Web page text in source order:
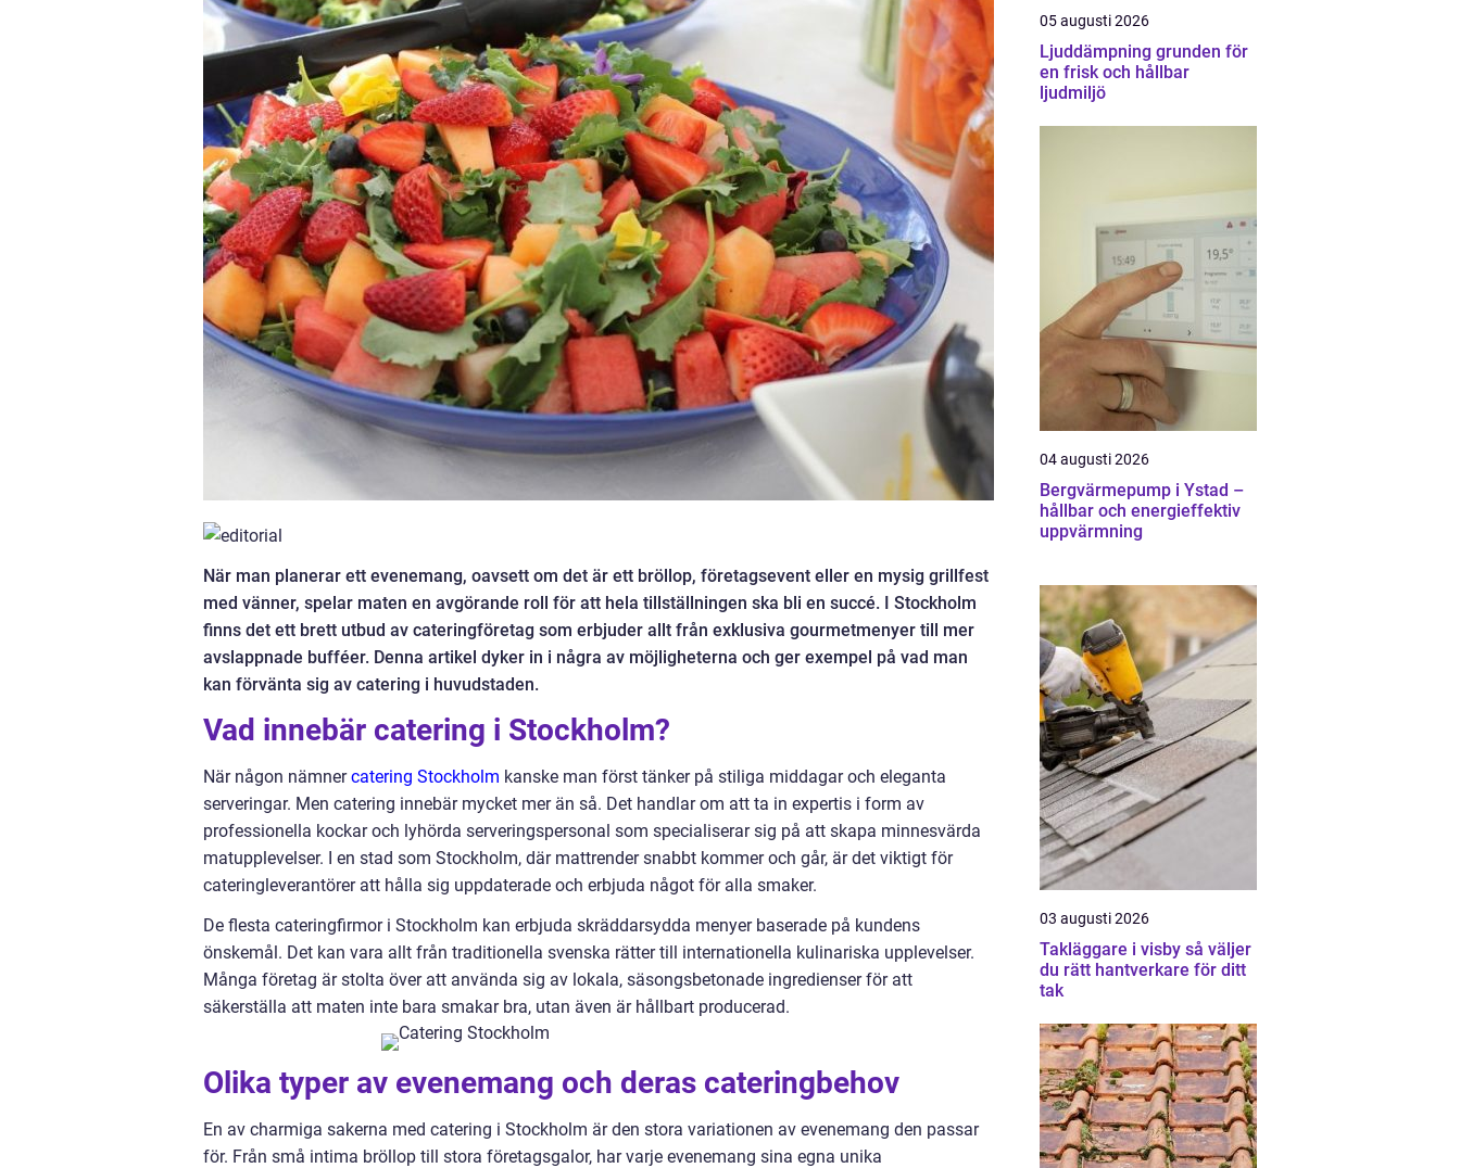
När man planerar ett evenemang, oavsett om det är ett bröllop, företagsevent eller en mysig grillfest
med vänner, spelar maten en avgörande roll för att hela tillställningen ska bli en succé. I Stockholm
finns det ett brett utbud av cateringföretag som erbjuder allt från exklusiva gourmetmenyer till mer
avslappnade bufféer. Denna artikel dyker in i några av möjligheterna och ger exempel på vad man
kan förvänta sig av catering i huvudstaden.
Vad innebär catering i Stockholm?
När någon nämnercatering Stockholm kanske man först tänker på stiliga middagar och eleganta
serveringar. Men catering innebär mycket mer än så. Det handlar om att ta in expertis i form av
professionella kockar och lyhörda serveringspersonal som specialiserar sig på att skapa minnesvärda
matupplevelser. I en stad som Stockholm, där mattrender snabbt kommer och går, är det viktigt för
cateringleverantörer att hålla sig uppdaterade och erbjuda något för alla smaker.
De flesta cateringfirmor i Stockholm kan erbjuda skräddarsydda menyer baserade på kundens
önskemål. Det kan vara allt från traditionella svenska rätter till internationella kulinariska upplevelser.
Många företag är stolta över att använda sig av lokala, säsongsbetonade ingredienser för att
säkerställa att maten inte bara smakar bra, utan även är hållbart producerad.
Olika typer av evenemang och deras cateringbehov
En av charmiga sakerna med catering i Stockholm är den stora variationen av evenemang den passar
för. Från små intima bröllop till stora företagsgalor, har varje evenemang sina egna unika
05 augusti 2026
Ljuddämpning grunden för
en frisk och hållbar
ljudmiljö
04 augusti 2026
Bergvärmepump i Ystad –
hållbar och energieffektiv
uppvärmning
03 augusti 2026
Takläggare i visby så väljer
du rätt hantverkare för ditt
tak